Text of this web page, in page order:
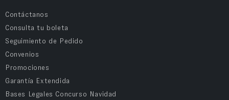
Contáctanos
Consulta tu boleta
Seguimiento de Pedido
Convenios
Promociones
Garantía Extendida
Bases Legales Concurso Navidad